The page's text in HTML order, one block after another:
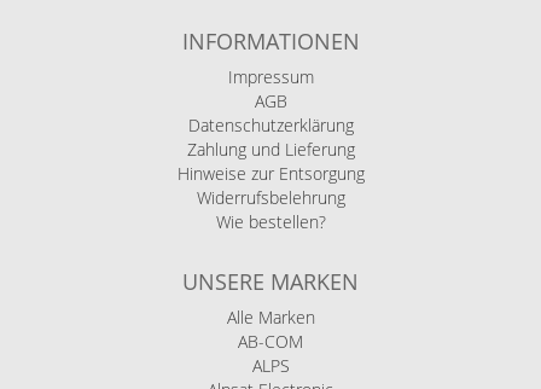
INFORMATIONEN
Impressum
AGB
Datenschutzerklärung
Zahlung und Lieferung
Hinweise zur Entsorgung
Widerrufsbelehrung
Wie bestellen?
UNSERE MARKEN
Alle Marken
AB-COM
ALPS